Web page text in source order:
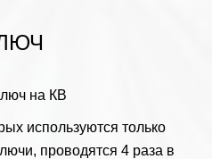
на КВ
используются только
проводятся 4 раза в